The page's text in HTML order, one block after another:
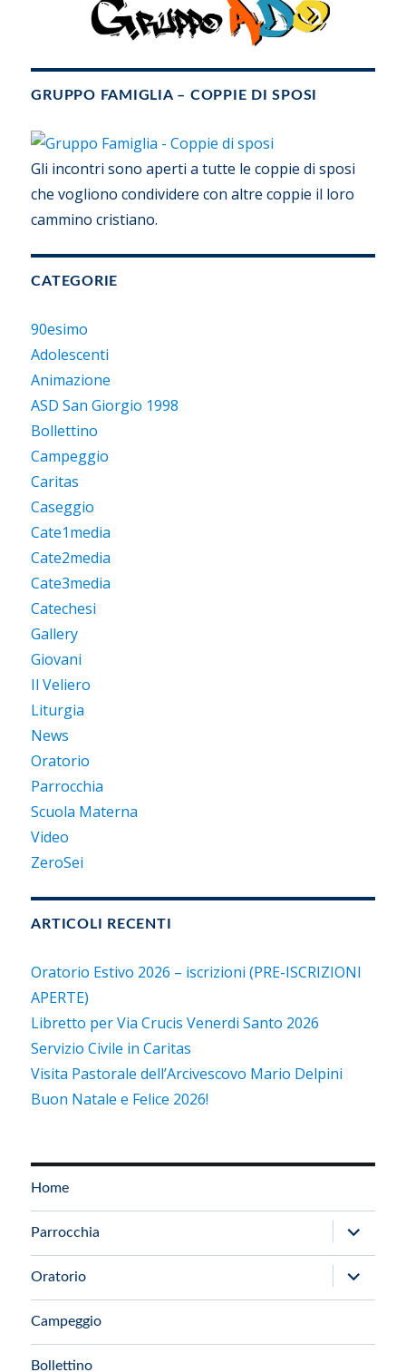
GRUPPO FAMIGLIA – COPPIE DI SPOSI
Gli incontri sono aperti a tutte le coppie di sposi
che vogliono condividere con altre coppie il loro
cammino cristiano.
CATEGORIE
90esimo
Adolescenti
Animazione
ASD San Giorgio 1998
Bollettino
Campeggio
Caritas
Caseggio
Cate1media
Cate2media
Cate3media
Catechesi
Gallery
Giovani
Il Veliero
Liturgia
News
Oratorio
Parrocchia
Scuola Materna
Video
ZeroSei
ARTICOLI RECENTI
Oratorio Estivo 2026 – iscrizioni (PRE-ISCRIZIONI
APERTE)
Libretto per Via Crucis Venerdi Santo 2026
Servizio Civile in Caritas
Visita Pastorale dell’Arcivescovo Mario Delpini
Buon Natale e Felice 2026!
Home
Parrocchia
apri
i
menu
Oratorio
apri
i
Campeggio
Bollettino